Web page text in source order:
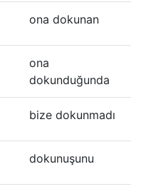
ona dokunan
ona
dokunduğunda
bize dokunmadı
dokunuşunu